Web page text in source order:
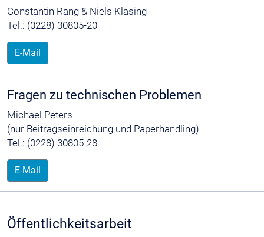
Constantin Rang & Niels Klasing
Tel.: (0228) 30805-20
E-Mail
Fragen zu technischen Problemen
Michael Peters
(nur Beitragseinreichung und Paperhandling)
Tel.: (0228) 30805-28
E-Mail
Öffentlichkeitsarbeit